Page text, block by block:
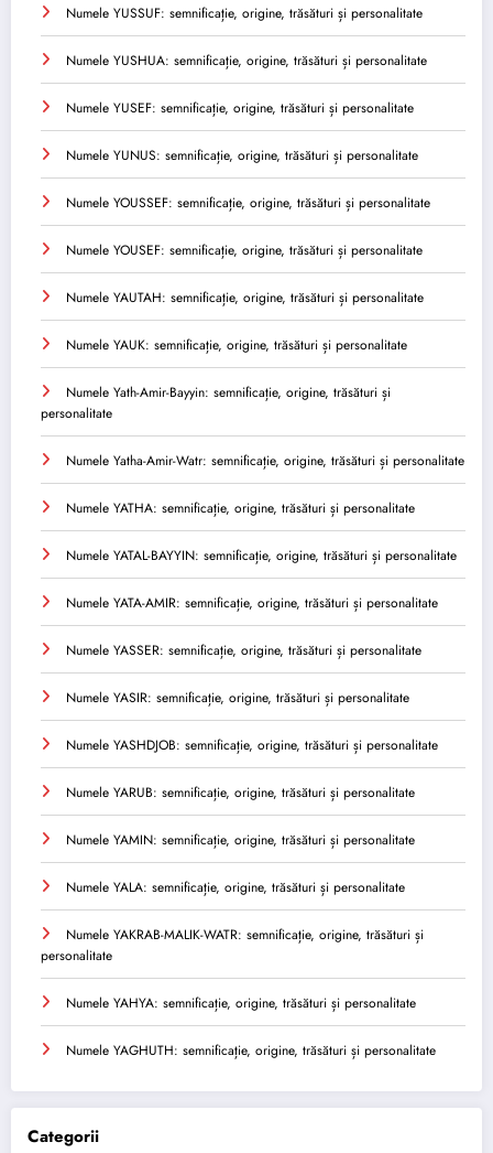
Numele YUSSUF: semnificație, origine, trăsături și personalitate
Numele YUSHUA: semnificație, origine, trăsături și personalitate
Numele YUSEF: semnificație, origine, trăsături și personalitate
Numele YUNUS: semnificație, origine, trăsături și personalitate
Numele YOUSSEF: semnificație, origine, trăsături și personalitate
Numele YOUSEF: semnificație, origine, trăsături și personalitate
Numele YAUTAH: semnificație, origine, trăsături și personalitate
Numele YAUK: semnificație, origine, trăsături și personalitate
Numele Yath-Amir-Bayyin: semnificație, origine, trăsături și
personalitate
Numele Yatha-Amir-Watr: semnificație, origine, trăsături și personalitate
Numele YATHA: semnificație, origine, trăsături și personalitate
Numele YATAL-BAYYIN: semnificație, origine, trăsături și personalitate
Numele YATA-AMIR: semnificație, origine, trăsături și personalitate
Numele YASSER: semnificație, origine, trăsături și personalitate
Numele YASIR: semnificație, origine, trăsături și personalitate
Numele YASHDJOB: semnificație, origine, trăsături și personalitate
Numele YARUB: semnificație, origine, trăsături și personalitate
Numele YAMIN: semnificație, origine, trăsături și personalitate
Numele YALA: semnificație, origine, trăsături și personalitate
Numele YAKRAB-MALIK-WATR: semnificație, origine, trăsături și
personalitate
Numele YAHYA: semnificație, origine, trăsături și personalitate
Numele YAGHUTH: semnificație, origine, trăsături și personalitate
Categorii